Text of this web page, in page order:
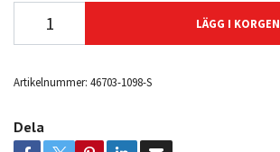
LÄGG I KORGEN
Artikelnummer: 46703-1098-S
Dela